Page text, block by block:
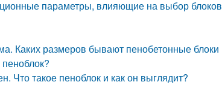
параметры, влияющие на выбор блоков
Каких размеров бывают пенобетонные блоки
Что такое пеноблок и как он выглядит?